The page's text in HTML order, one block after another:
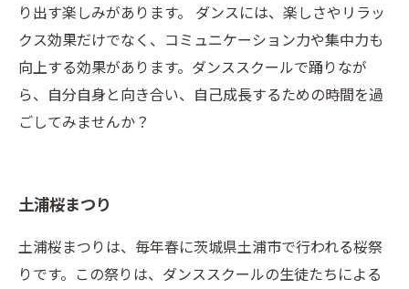
り出す楽しみがあります。 ダンスには、楽しさやリラッ
クス効果だけでなく、コミュニケーション力や集中力も
向上する効果があります。ダンススクールで踊りなが
ら、自分自身と向き合い、自己成長するための時間を過
ごしてみませんか？
土浦桜まつり
土浦桜まつりは、毎年春に茨城県土浦市で行われる桜祭
りです。この祭りは、ダンススクールの生徒たちによる